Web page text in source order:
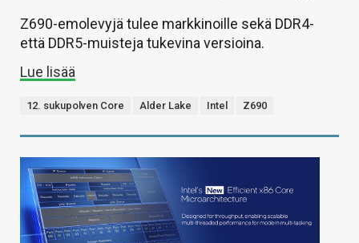
Z690-emolevyjä tulee markkinoille sekä DDR4-
että DDR5-muisteja tukevina versioina.
Lue lisää
12. sukupolven Core Alder Lake Intel Z690